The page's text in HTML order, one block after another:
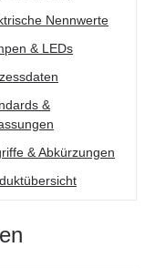
Nennwerte
& LEDs
&
& Abkürzungen